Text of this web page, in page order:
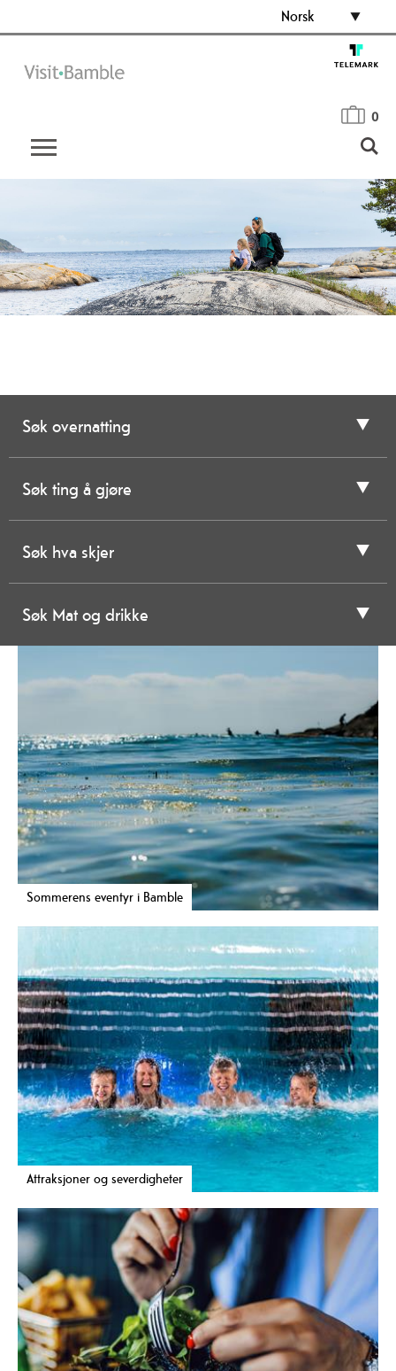
Norsk
0
Søk overnatting
Søk ting å gjøre
Søk hva skjer
Søk Mat og drikke
Sommerens eventyr i Bamble
Attraksjoner og severdigheter